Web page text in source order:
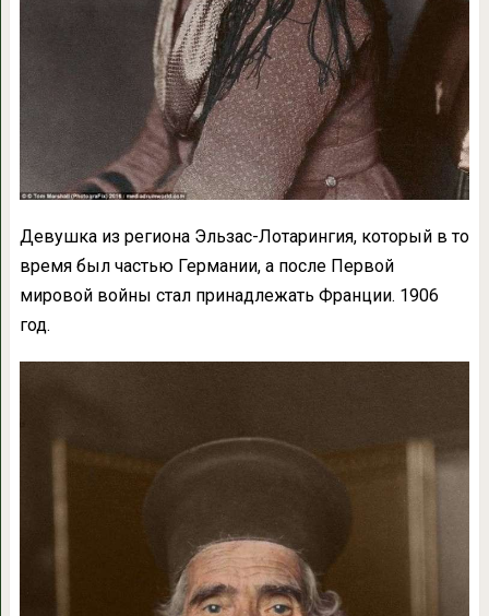
Девушка из региона Эльзас-Лотарингия, который в то
время был частью Германии, а после Первой
мировой войны стал принадлежать Франции. 1906
год.